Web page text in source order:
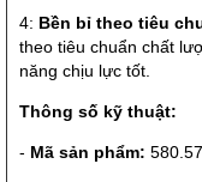
4: Bền bỉ theo tiêu
theo tiêu chuẩn chất
năng chịu lực tốt.
Thông số kỹ thuật:
- Mã sản phẩm: